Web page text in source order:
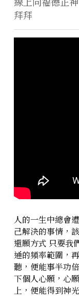
拜拜
人的一生中總會
己解決的事情，
還願方式 只要我
通的頻率範圍，
聽，便能事半功
下個人心願，心
上，便能得到神